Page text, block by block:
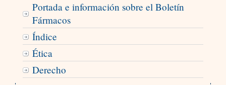
Portada e información sobre el Boletín
Fármacos
Índice
Ética
Derecho